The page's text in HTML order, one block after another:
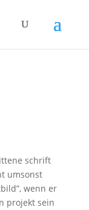
schrift
umsonst
wenn er
projekt sein